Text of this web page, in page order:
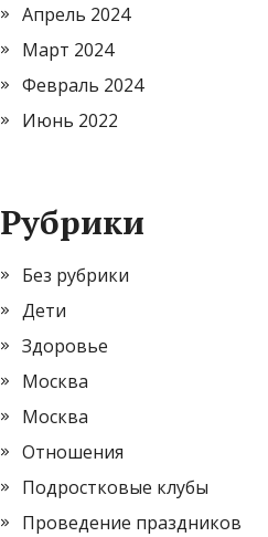
Апрель 2024
Март 2024
Февраль 2024
Июнь 2022
Рубрики
Без рубрики
Дети
Здоровье
Москва
Москва
Отношения
Подростковые клубы
Проведение праздников